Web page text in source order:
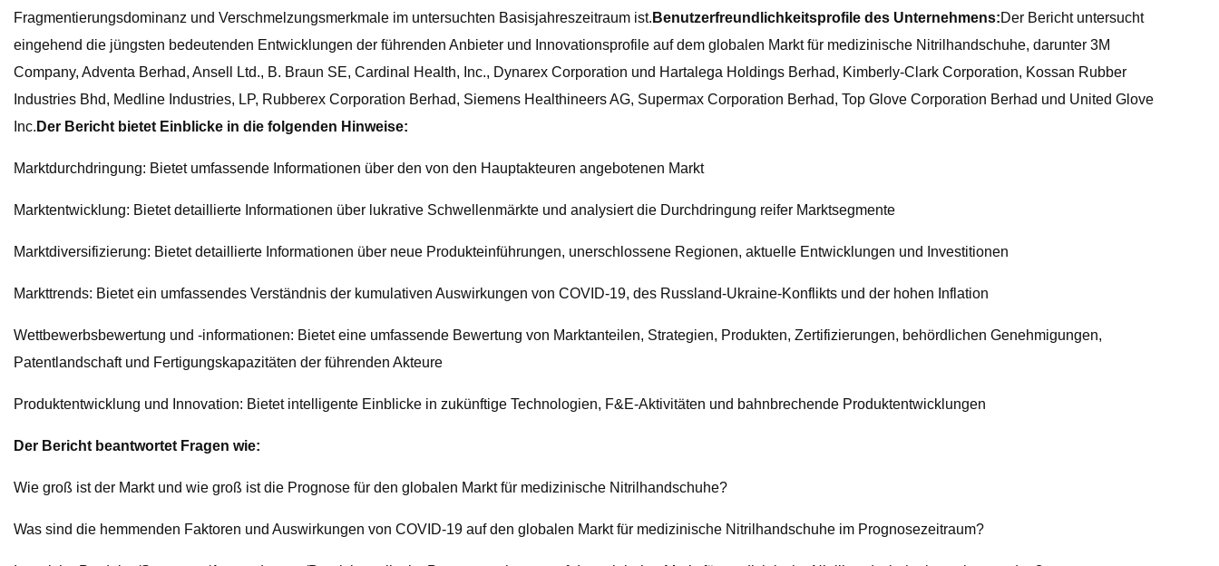
Fragmentierungsdominanz und Verschmelzungsmerkmale im untersuchten Basisjahreszeitraum ist. Benutzerfreundlichkeitsprofile des Unternehmens:Der Bericht untersucht
eingehend die jüngsten bedeutenden Entwicklungen der führenden Anbieter und Innovationsprofile auf dem globalen Markt für medizinische Nitrilhandschuhe, darunter 3M
Company, Adventa Berhad, Ansell Ltd., B. Braun SE, Cardinal Health, Inc., Dynarex Corporation und Hartalega Holdings Berhad, Kimberly-Clark Corporation, Kossan Rubber
Industries Bhd, Medline Industries, LP, Rubberex Corporation Berhad, Siemens Healthineers AG, Supermax Corporation Berhad, Top Glove Corporation Berhad und United Glove
Inc. Der Bericht bietet Einblicke in die folgenden Hinweise:
Marktdurchdringung: Bietet umfassende Informationen über den von den Hauptakteuren angebotenen Markt
Marktentwicklung: Bietet detaillierte Informationen über lukrative Schwellenmärkte und analysiert die Durchdringung reifer Marktsegmente
Marktdiversifizierung: Bietet detaillierte Informationen über neue Produkteinführungen, unerschlossene Regionen, aktuelle Entwicklungen und Investitionen
Markttrends: Bietet ein umfassendes Verständnis der kumulativen Auswirkungen von COVID-19, des Russland-Ukraine-Konflikts und der hohen Inflation
Wettbewerbsbewertung und -informationen: Bietet eine umfassende Bewertung von Marktanteilen, Strategien, Produkten, Zertifizierungen, behördlichen Genehmigungen,
Patentlandschaft und Fertigungskapazitäten der führenden Akteure
Produktentwicklung und Innovation: Bietet intelligente Einblicke in zukünftige Technologien, F&E-Aktivitäten und bahnbrechende Produktentwicklungen
Der Bericht beantwortet Fragen wie:
Wie groß ist der Markt und wie groß ist die Prognose für den globalen Markt für medizinische Nitrilhandschuhe?
Was sind die hemmenden Faktoren und Auswirkungen von COVID-19 auf den globalen Markt für medizinische Nitrilhandschuhe im Prognosezeitraum?